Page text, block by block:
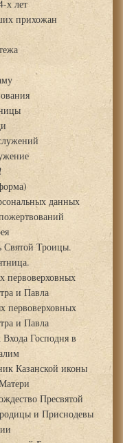
х лет
прихожан
данных
Святой Троицы.
первоверховных
и Павла
первоверховных
и Павла
Господня в
Казанской иконы
Пресвятой
и Приснодевы